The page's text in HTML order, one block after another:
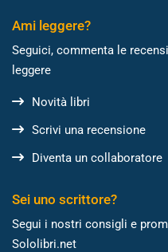
Ami leggere?
Seguici, commenta le
leggere
Novità libri
Scrivi una recensione
Diventa un collaboratore
Sei uno scrittore?
Segui i nostri consigli e
Sololibri.net